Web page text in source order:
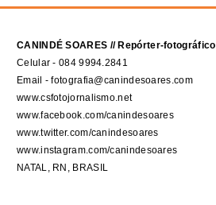
CANINDÉ SOARES // Repórter-fotográfico
Celular - 084 9994.2841
Email - fotografia@canindesoares.com
www.csfotojornalismo.net
www.facebook.com/canindesoares
www.twitter.com/canindesoares
www.instagram.com/canindesoares
NATAL, RN, BRASIL